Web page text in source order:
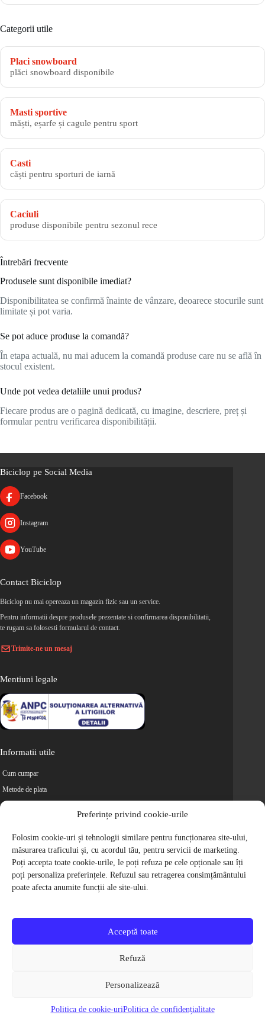
Preferințe privind cookie-urile
Folosim cookie-uri și tehnologii similare pentru funcționarea site-ului,
măsurarea traficului și, cu acordul tău, pentru servicii de marketing.
Poți accepta toate cookie-urile, le poți refuza pe cele opționale sau îți
poți personaliza preferințele. Refuzul sau retragerea consimțământului
poate afecta anumite funcții ale site-ului.
Acceptă toate
Refuză
Personalizează
Politica de cookie-uriPolitica de confidențialitate
Categorii utile
Placi snowboard
plăci snowboard disponibile
Masti sportive
măști, eșarfe și cagule pentru sport
Casti
căști pentru sporturi de iarnă
Caciuli
produse disponibile pentru sezonul rece
Întrebări frecvente
Produsele sunt disponibile imediat?
Disponibilitatea se confirmă înainte de vânzare, deoarece stocurile sunt
limitate și pot varia.
Se pot aduce produse la comandă?
În etapa actuală, nu mai aducem la comandă produse care nu se află în
stocul existent.
Unde pot vedea detaliile unui produs?
Fiecare produs are o pagină dedicată, cu imagine, descriere, preț și
formular pentru verificarea disponibilității.
Biciclop pe Social Media
Facebook
Instagram
YouTube
Contact Biciclop
Biciclop nu mai opereaza un magazin fizic sau un service.
Pentru informatii despre produsele prezentate si confirmarea disponibilitatii,
te rugam sa folosesti formularul de contact.
Trimite-ne un mesaj
Mentiuni legale
Informatii utile
Cum cumpar
Metode de plata
Retur
Cariere
Politica de Confidentialitate
Politica de cookie-uri